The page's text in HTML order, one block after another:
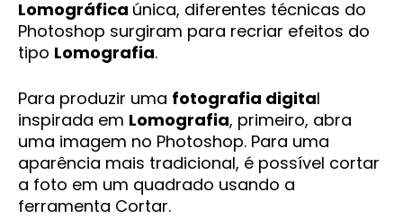
Lomográfica única, diferentes técnicas do
Photoshop surgiram para recriar efeitos do
tipo Lomografia.
Para produzir uma fotografia digital
inspirada em Lomografia, primeiro, abra
uma imagem no Photoshop. Para uma
aparência mais tradicional, é possível cortar
a foto em um quadrado usando a
ferramenta Cortar.